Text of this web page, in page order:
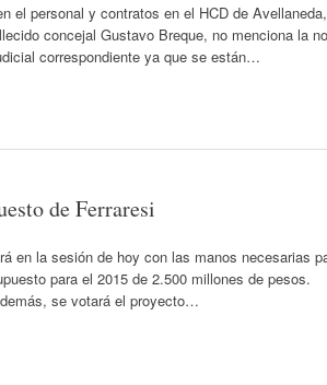
el personal y contratos en el HCD de Avellaneda,
concejal Gustavo Breque, no menciona la
correspondiente ya que se están…
de Ferraresi
en la sesión de hoy con las manos necesarias
para el 2015 de 2.500 millones de pesos.
se votará el proyecto…